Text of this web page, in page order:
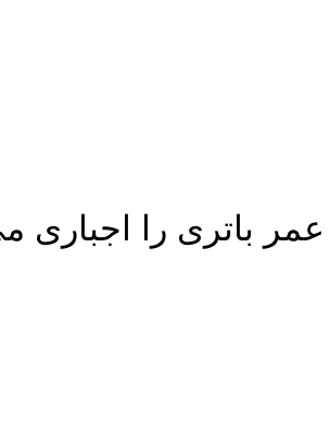
باتری را اجباری